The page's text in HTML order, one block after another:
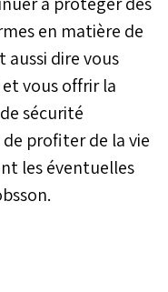
en matière de
dire vous
vous offrir la
sécurité
profiter de la vie
les éventuelles